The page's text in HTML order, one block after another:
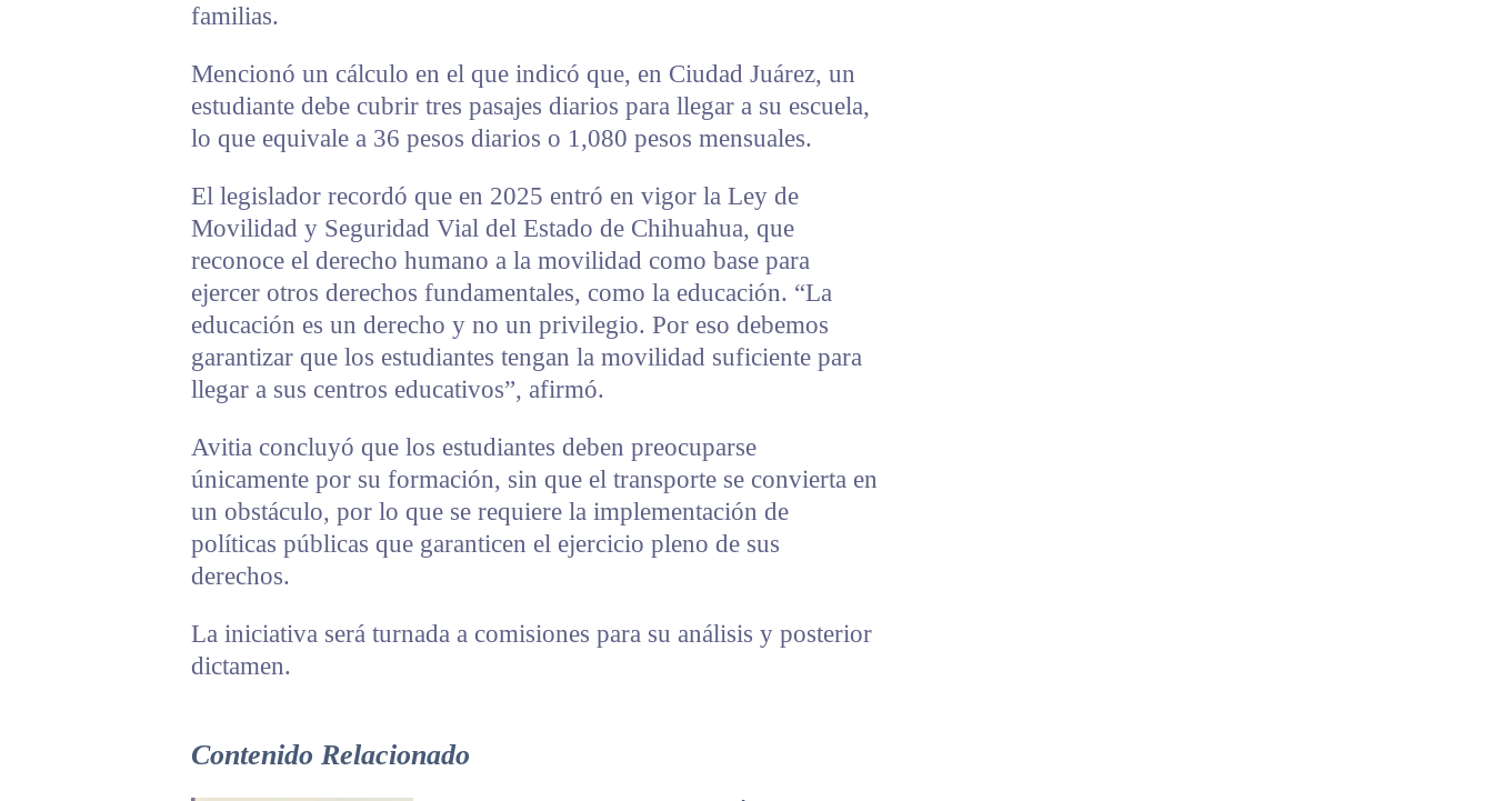
familias.
Mencionó un cálculo en el que indicó que, en Ciudad Juárez, un
estudiante debe cubrir tres pasajes diarios para llegar a su escuela,
lo que equivale a 36 pesos diarios o 1,080 pesos mensuales.
El legislador recordó que en 2025 entró en vigor la Ley de
Movilidad y Seguridad Vial del Estado de Chihuahua, que
reconoce el derecho humano a la movilidad como base para
ejercer otros derechos fundamentales, como la educación. “La
educación es un derecho y no un privilegio. Por eso debemos
garantizar que los estudiantes tengan la movilidad suficiente para
llegar a sus centros educativos”, afirmó.
Avitia concluyó que los estudiantes deben preocuparse
únicamente por su formación, sin que el transporte se convierta en
un obstáculo, por lo que se requiere la implementación de
políticas públicas que garanticen el ejercicio pleno de sus
derechos.
La iniciativa será turnada a comisiones para su análisis y posterior
dictamen.
Contenido Relacionado